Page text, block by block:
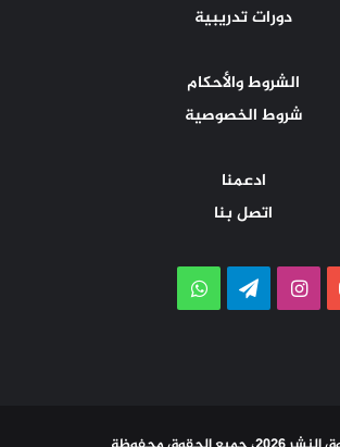
دورات تدريبية
الشروط والأحكام
شروط الخصوصية
ادعمنا
اتصل بنا
‫YouTubeانستقرامتيلقرامواتساب